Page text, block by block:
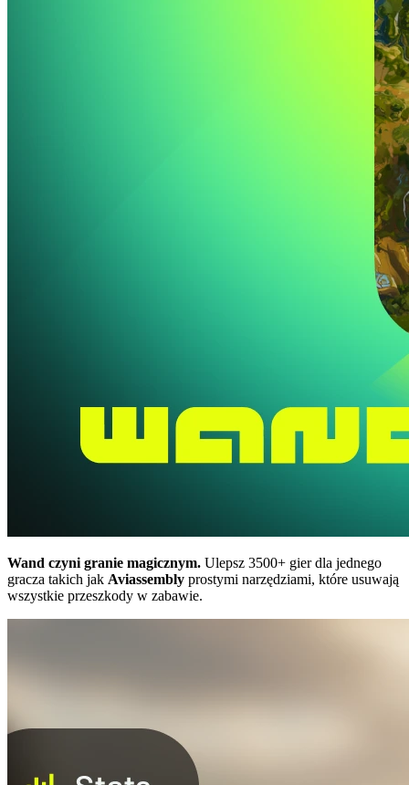
Wand czyni granie magicznym. Ulepsz 3500+ gier dla jednego
gracza takich jak Aviassembly prostymi narzędziami, które usuwają
wszystkie przeszkody w zabawie.